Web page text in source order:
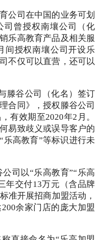
司在中国的业务可划
司曾授权南壤公司（化
乐高教育产品及相关服
间授权南壤公司开设乐
不仅可以直营，还可以
谷公司（化名）签订
合同》，授权滕谷公司
有效期至2020年2月。
易致歧义或误导客户的
乐高教育”等标识进行未
司以“乐高教育”“乐高
年交付13万元（含品牌
准开展招商加盟活动，
余家门店的庞大加盟